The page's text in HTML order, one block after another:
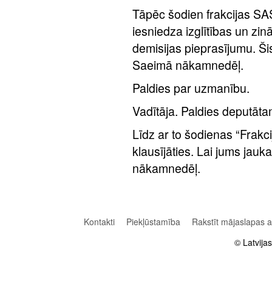
Tāpēc šodien frakcijas
iesniedza izglītības un
demisijas pieprasījumu.
Saeimā nākamnedēļ.
Paldies par uzmanību.
Vadītāja. Paldies
Līdz ar to šodienas
klausījāties. Lai jums
nākamnedēļ.
Kontakti Piekļūstamība
Rakstīt mājaslapas
©